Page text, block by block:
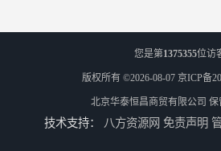
您是第1375355位访
版权所有 ©2026-08-07 京ICP备
北京华泰恒昌商贸有限公司 保
技术支持： 八方资源网 免责声明